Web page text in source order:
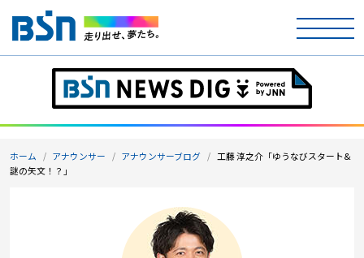
ホーム
テレビ
ラジオ
アナウンサー
イベント
ホーム アナウンサー アナウンサーブログ
工藤 淳之介「ゆうなびスタート&
謎の矢文！？」